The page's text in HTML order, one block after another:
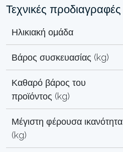
Τεχνικές προδιαγραφές
Ηλικιακή ομάδα
Βάρος συσκευασίας (kg)
Καθαρό βάρος του
προϊόντος (kg)
Μέγιστη φέρουσα ικανότητα
(kg)